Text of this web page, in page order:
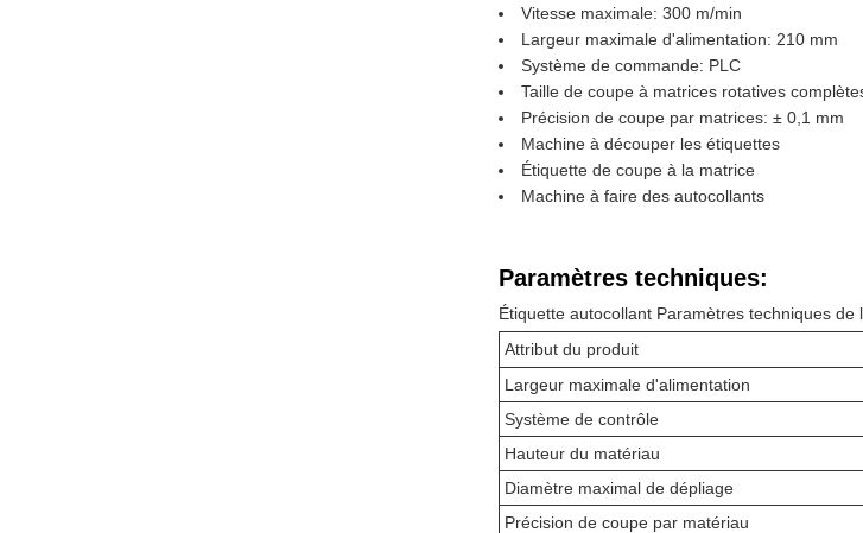
Vitesse maximale: 300 m/min
Largeur maximale d'alimentation: 210 mm
Système de commande: PLC
Taille de coupe à matrices rotatives
Précision de coupe par matrices: ± 0,1 mm
Machine à découper les étiquettes
Étiquette de coupe à la matrice
Machine à faire des autocollants
Paramètres techniques:
Étiquette autocollant Paramètres techniques
Attribut du produit
Largeur maximale d'alimentation
Système de contrôle
Hauteur du matériau
Diamètre maximal de dépliage
Précision de coupe par matériau